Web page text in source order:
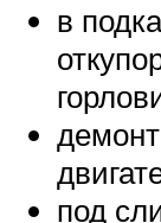
в
под